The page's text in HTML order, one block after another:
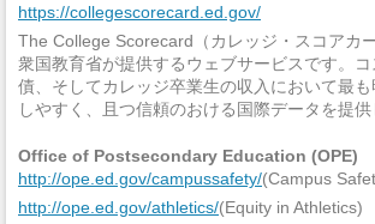
https://collegescorecard.ed.gov/
The College Scorecard（カレッジ・スコアカ
衆国教育省が提供するウェブサービスです。
債、そしてカレッジ卒業生の収入において最
しやすく、且つ信頼のおける国際データを提供
Office of Postsecondary Education (OPE)
http://ope.ed.gov/campussafety/(Campus
http://ope.ed.gov/athletics/(Equity in Athletics)